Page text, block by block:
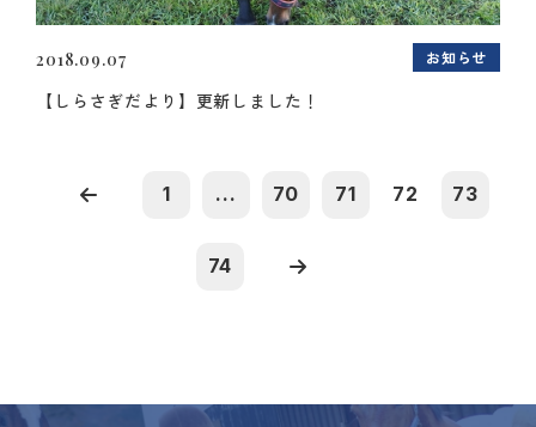
2018.09.07 お知らせ
【しらさぎだより】更新しました！
1 ... 70 71 72 73
74